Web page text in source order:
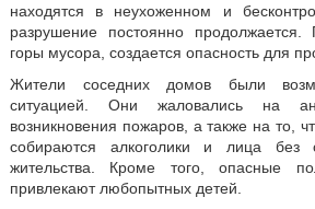
находятся в неухоженном и
разрушение постоянно
горы мусора, создается опасность для
Жители соседних домов были
ситуацией. Они жаловались на
возникновения пожаров, а также на то,
собираются алкоголики и лица без
жительства. Кроме того, опасные
привлекают любопытных детей.